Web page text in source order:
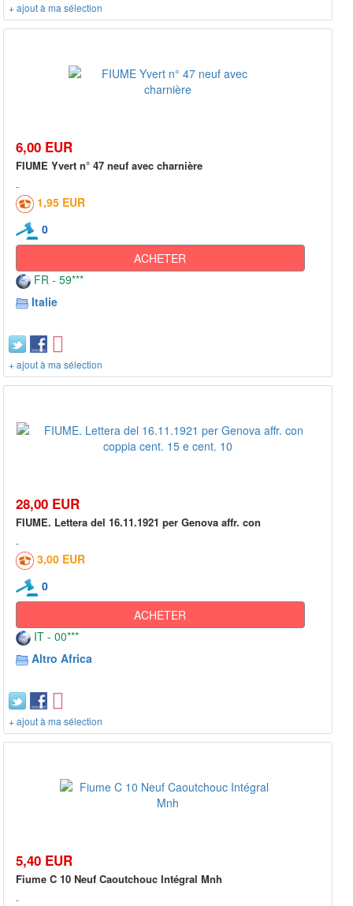
+ ajout à ma sélection
6,00 EUR
FIUME Yvert n° 47 neuf avec charnière
1,95 EUR
0
ACHETER
FR - 59***
Italie
+ ajout à ma sélection
28,00 EUR
FIUME. Lettera del 16.11.1921 per Genova affr. con
3,00 EUR
0
ACHETER
IT - 00***
Altro Africa
+ ajout à ma sélection
5,40 EUR
Fiume C 10 Neuf Caoutchouc Intégral Mnh